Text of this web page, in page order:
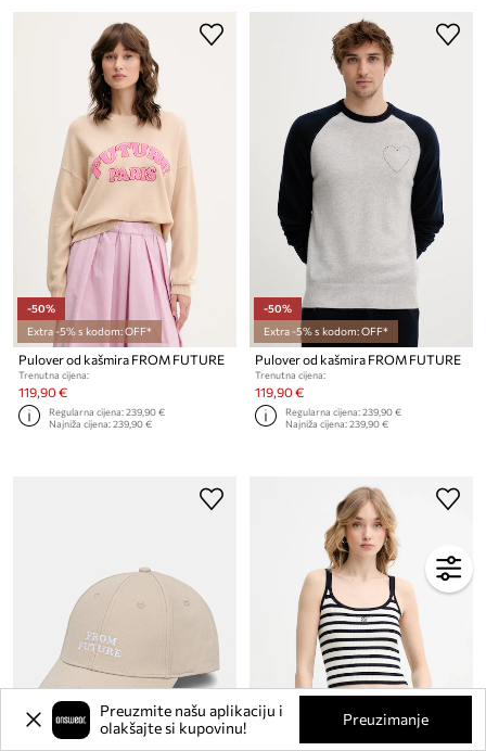
-50%
Extra -5% s kodom: OFF*
Pulover od kašmira FROM FUTURE
Trenutna cijena:
119,90 €
Regularna cijena:239,90 €
Najniža cijena:239,90 €
-50%
Extra -5% s kodom: OFF*
Pulover od kašmira FROM FUTURE
Trenutna cijena:
119,90 €
Regularna cijena:239,90 €
Najniža cijena:239,90 €
Preuzmite našu aplikaciju i
olakšajte si kupovinu!
Preuzimanje